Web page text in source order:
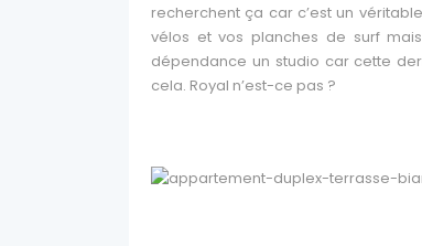
recherchent ça car c’est un véritable
vélos et vos planches de surf
dépendance un studio car cette
cela. Royal n’est-ce pas ?